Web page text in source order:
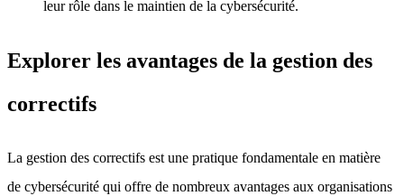
leur rôle dans le maintien de la cybersécurité.
Explorer les avantages de la gestion des
correctifs
La gestion des correctifs est une pratique fondamentale en matière
de cybersécurité qui offre de nombreux avantages aux organisations